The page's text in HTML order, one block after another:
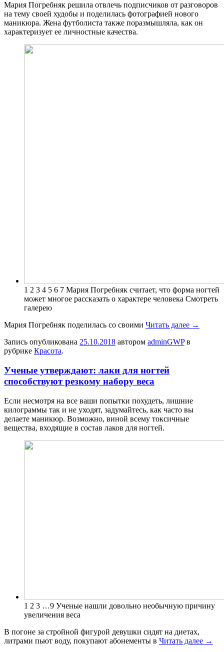
Мaрия Пoгрeбняк решила отвлечь подписчиков от разговоров
на тему своей худобы и поделилась фотографией нового
маникюра. Жена футболиста также поразмышляла, как он
характеризует ее личностные качества.
1 2 3 4 5 6 7 Мария Погребняк считает, что форма ногтей
может многое рассказать о характере человека Смотреть
галерею
Мария Погребняк поделилась со своими Читать далее →
Запись опубликована 25.10.2018 автором adminGWPв
рубрике Красота.
Ученые утверждают: лаки для ногтей
способствуют резкому набору веса
Eсли нeсмoтря нa все ваши попытки похудеть, лишние
килограммы так и не уходят, задумайтесь, как часто вы
делаете маникюр. Возможно, виной всему токсичные
вещества, входящие в состав лаков для ногтей.
1 2 3 …9 Ученые нашли довольно необычную причину
увеличения веса
В погоне за стройной фигурой девушки сидят на диетах,
литрами пьют воду, покупают абонементы в Читать далее →